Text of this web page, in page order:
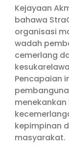
Kejayaan
bahawa
organisasi
wadah
cemerlang
Pencapaian
kepimpinan
masyarakat.